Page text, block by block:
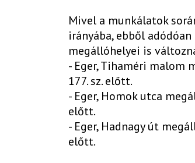
Mivel a munkálatok
irányába, ebből
megállóhelyei is
- Eger, Tihaméri malom
177. sz. előtt.
- Eger, Homok utca
előtt.
- Eger, Hadnagy út
előtt.